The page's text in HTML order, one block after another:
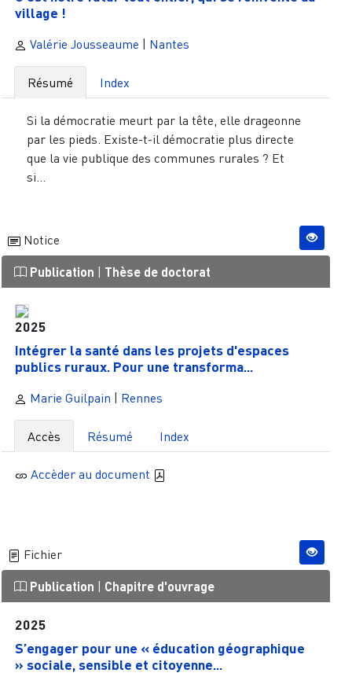
village !
Valérie Jousseaume Nantes
Résumé Index
Si la démocratie meurt par la tête, elle drageonne
par les pieds. Existe-t-il démocratie plus directe
que la vie publique des communes rurales ? Et
si...
Notice
Publication Thèse de doctorat
2025
Intégrer la santé dans les projets d'espaces
publics ruraux. Pour une transforma...
Marie Guilpain | Rennes
Accès Résumé Index
Accèder au document
Fichier
Publication Chapitre d'ouvrage
2025
S’engager pour une « éducation géographique
» sociale, sensible et citoyenne...